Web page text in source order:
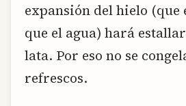
expansión del hielo (que
que el agua) hará
lata. Por eso no se
refrescos.